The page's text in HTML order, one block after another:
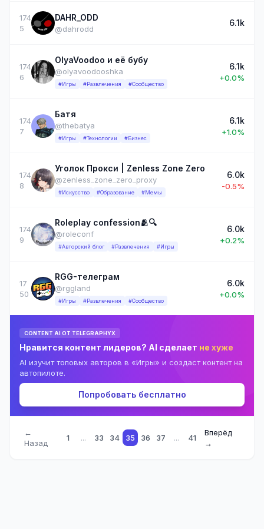
174
5
DAHR_ODD
@dahrodd
6.1k
174
6
OlyaVoodoo и её бубу
@olyavoodooshka
#Игры #Развлечения #Сообщество
6.1k
+0.0%
174
7
Батя
@thebatya
#Игры #Технологии #Бизнес
6.1k
+1.0%
174
8
Уголок Прокси | Zenless Zone Zero
@zenless_zone_zero_proxy
#Искусство #Образование #Мемы
6.0k
-0.5%
174
9
Roleplay confession🫂🔍
@roleconf
#Авторский блог #Развлечения #Игры
6.0k
+0.2%
17
50
RGG-телеграм
@rggland
#Игры #Развлечения #Сообщество
6.0k
+0.0%
CONTENT AI ОТ TELEGRAPHYX
Нравится контент лидеров? AI сделает не хуже
AI изучит топовых авторов в «Игры» и создаст контент на
автопилоте.
Попробовать бесплатно
←
Назад
1 ... 33 34 35 36 37 ... 41
Вперёд
→